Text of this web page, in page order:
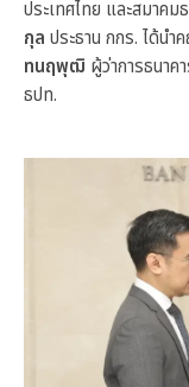
ประเทศไทย และสมาคม
กุล ประธาน กกร. ได้นำ
ทนฤพุฒิ ผู้ว่าการธนา
ธปท.